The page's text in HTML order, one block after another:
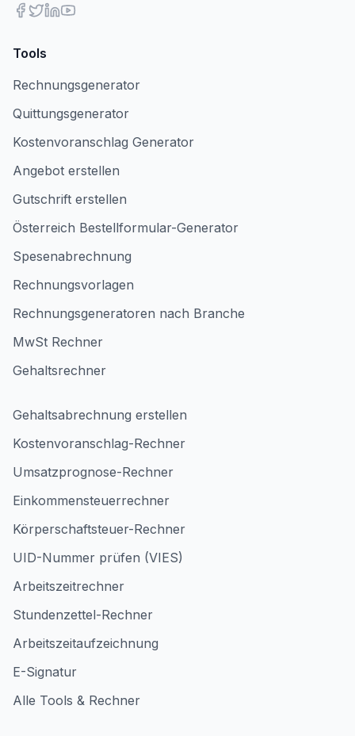
Tools
Rechnungsgenerator
Quittungsgenerator
Kostenvoranschlag Generator
Angebot erstellen
Gutschrift erstellen
Österreich Bestellformular-Generator
Spesenabrechnung
Rechnungsvorlagen
Rechnungsgeneratoren nach Branche
MwSt Rechner
Gehaltsrechner
Gehaltsabrechnung erstellen
Kostenvoranschlag-Rechner
Umsatzprognose-Rechner
Einkommensteuerrechner
Körperschaftsteuer-Rechner
UID-Nummer prüfen (VIES)
Arbeitszeitrechner
Stundenzettel-Rechner
Arbeitszeitaufzeichnung
E-Signatur
Alle Tools & Rechner